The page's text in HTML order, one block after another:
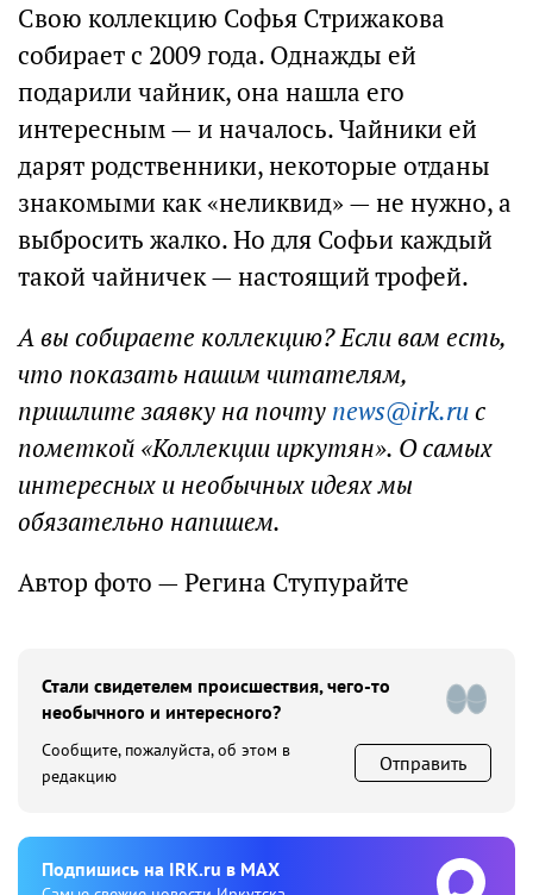
Свою коллекцию Софья Стрижакова
собирает с 2009 года. Однажды ей
подарили чайник, она нашла его
интересным — и началось. Чайники ей
дарят родственники, некоторые отданы
знакомыми как «неликвид» — не нужно, а
выбросить жалко. Но для Софьи каждый
такой чайничек — настоящий трофей.
А вы собираете коллекцию? Если вам есть,
что показать нашим читателям,
пришлите заявку на почту news@irk.ruс
пометкой «Коллекции иркутян». О самых
интересных и необычных идеях мы
обязательно напишем.
Автор фото — Регина Ступурайте
Стали свидетелем происшествия, чего-то
необычного и интересного?
Сообщите, пожалуйста, об этом в
редакцию
Отправить
Подпишиcь на IRK.ru в MAX